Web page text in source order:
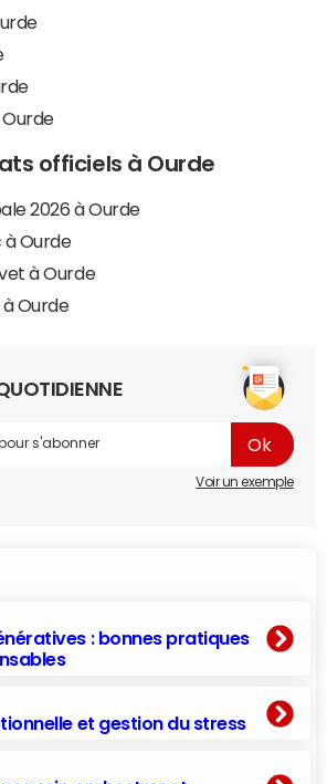
Ourde
officiels à Ourde
2026 à Ourde
à Ourde
à Ourde
à Ourde
Voir un exemple
: bonnes pratiques
et gestion du stress